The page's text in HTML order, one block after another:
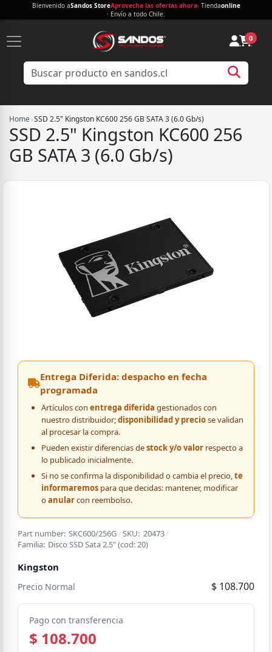
Bienvenido aSandos StoreAprovecha las ofertas ahora· Tiendaonline
· Envío a todo Chile.
0
Home›SSD 2.5" Kingston KC600 256 GB SATA 3 (6.0 Gb/s)
SSD 2.5" Kingston KC600 256
GB SATA 3 (6.0 Gb/s)
Entrega Diferida: despacho en fecha
programada
Artículos con entrega diferida gestionados con
nuestro distribuidor;disponibilidad y preciose validan
al procesar la compra.
Pueden existir diferencias destock y/o valorrespecto a
lo publicado inicialmente.
Si no se confirma la disponibilidad o cambia el precio, te
informaremospara que decidas: mantener, modificar
oanularcon reembolso.
Part number: SKC600/256G/SKU: 20473/
Familia: Disco SSD Sata 2.5"(cod:20)
Kingston
Precio Normal $ 108.700
Pago con transferencia
$ 108.700